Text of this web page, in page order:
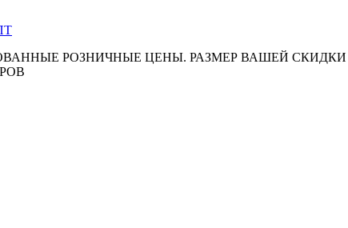
РОЗНИЧНЫЕ ЦЕНЫ. РАЗМЕР ВАШЕЙ